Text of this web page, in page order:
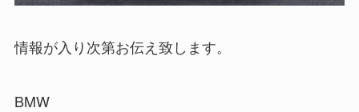
情報が入り次第お伝え致します。
BMW